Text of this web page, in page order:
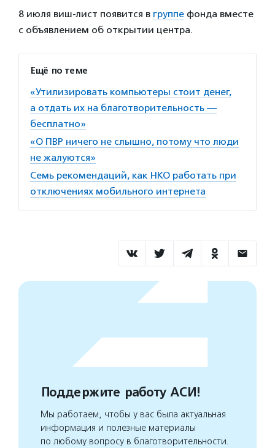
8 июля виш-лист появится в группе фонда вместе
с объявлением об открытии центра.
Ещё по теме
«Утилизировать компьютеры стоит денег,
а отдать их на благотворительность —
бесплатно»
«О ПВР ничего не слышно, потому что люди
не жалуются»
Семь рекомендаций, как НКО работать при
отключениях мобильного интернета
Поддержите работу АСИ!
Мы работаем, чтобы у вас была актуальная
информация и полезные материалы
по любому вопросу в благотворительности.